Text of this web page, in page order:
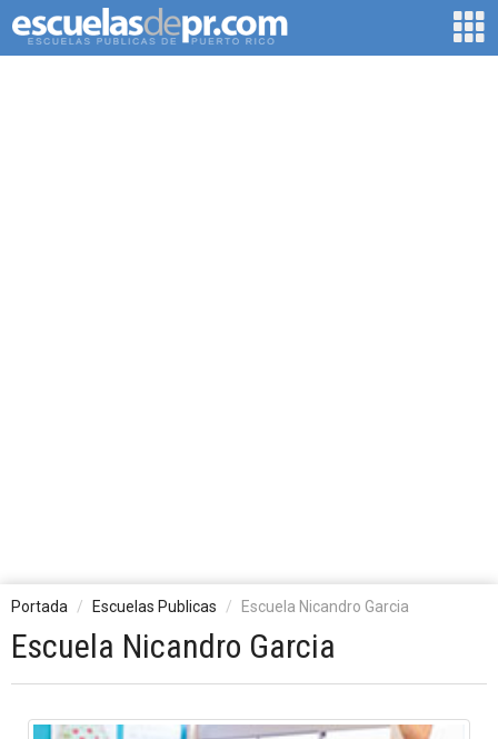
Portada Escuelas Publicas Escuela Nicandro Garcia
Escuela Nicandro Garcia